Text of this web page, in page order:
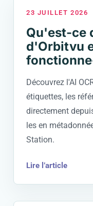
23 JUILLET 2026
Qu'est-ce
d'Orbitvu
Découvrez l'AI
étiquettes, les
directement
les en
Station.
Lire l’article